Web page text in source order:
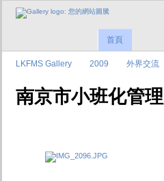
首頁
LKFMS Gallery 2009 外界交流
南京市小班化管